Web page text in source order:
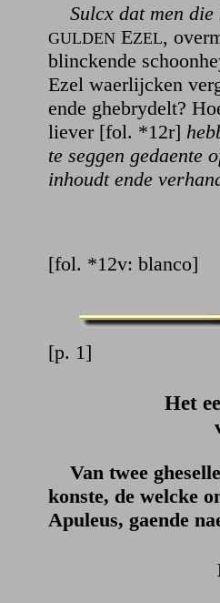
Sulcx dat men die
GULDEN EZEL,
blinckende
Ezel waerlijcken
ende ghebrydelt?
liever [fol. *12r]
te seggen gedaente
inhoudt ende
[fol. *12v: blanco]
[p. 1]
Het
Van twee
konste, de welcke
Apuleus, gaende